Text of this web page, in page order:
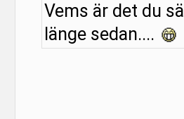
Vems är det du
länge sedan....